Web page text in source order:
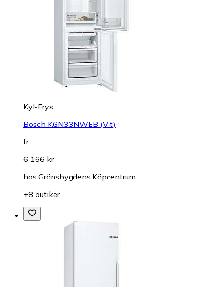
Kyl-Frys
Bosch KGN33NWEB (Vit)
fr.
6 166 kr
hos Gränsbygdens Köpcentrum
+8 butiker